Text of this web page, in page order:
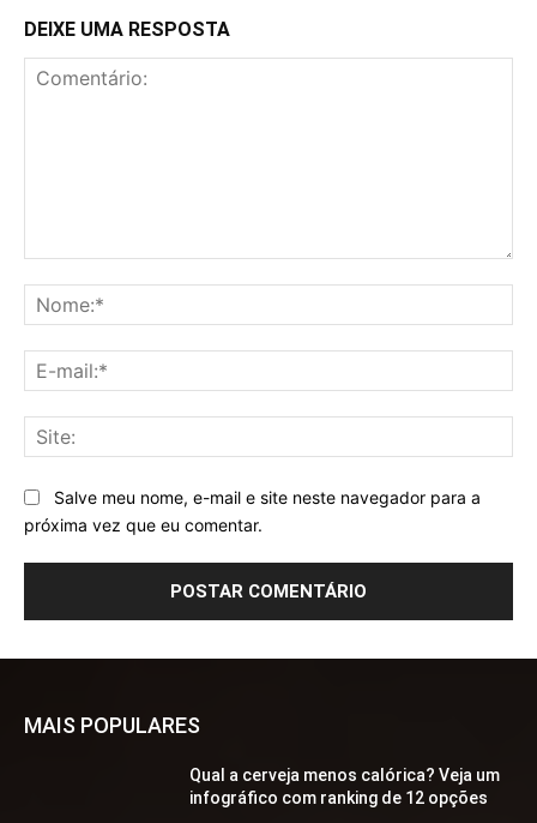
DEIXE UMA RESPOSTA
Salve meu nome, e-mail e site neste navegador para a
próxima vez que eu comentar.
MAIS POPULARES
Qual a cerveja menos calórica? Veja um
infográfico com ranking de 12 opções